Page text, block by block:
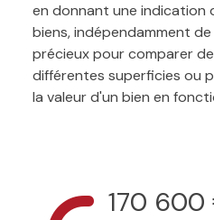
en donnant une indication
biens, indépendamment
précieux pour comparer
différentes superficies ou
la valeur d'un bien en
170